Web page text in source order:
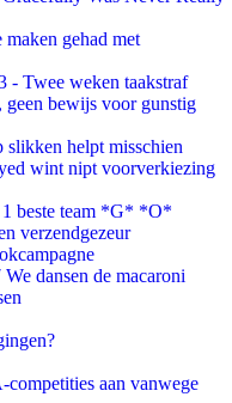
gehad met
- Twee weken taakstraf
bewijs voor gunstig
slikken helpt misschien
wint nipt voorverkiezing
beste team *G* *O*
verzendgezeur
dansen de macaroni
aan vanwege